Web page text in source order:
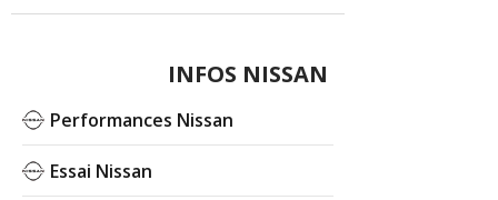
INFOS NISSAN
Performances Nissan
Essai Nissan